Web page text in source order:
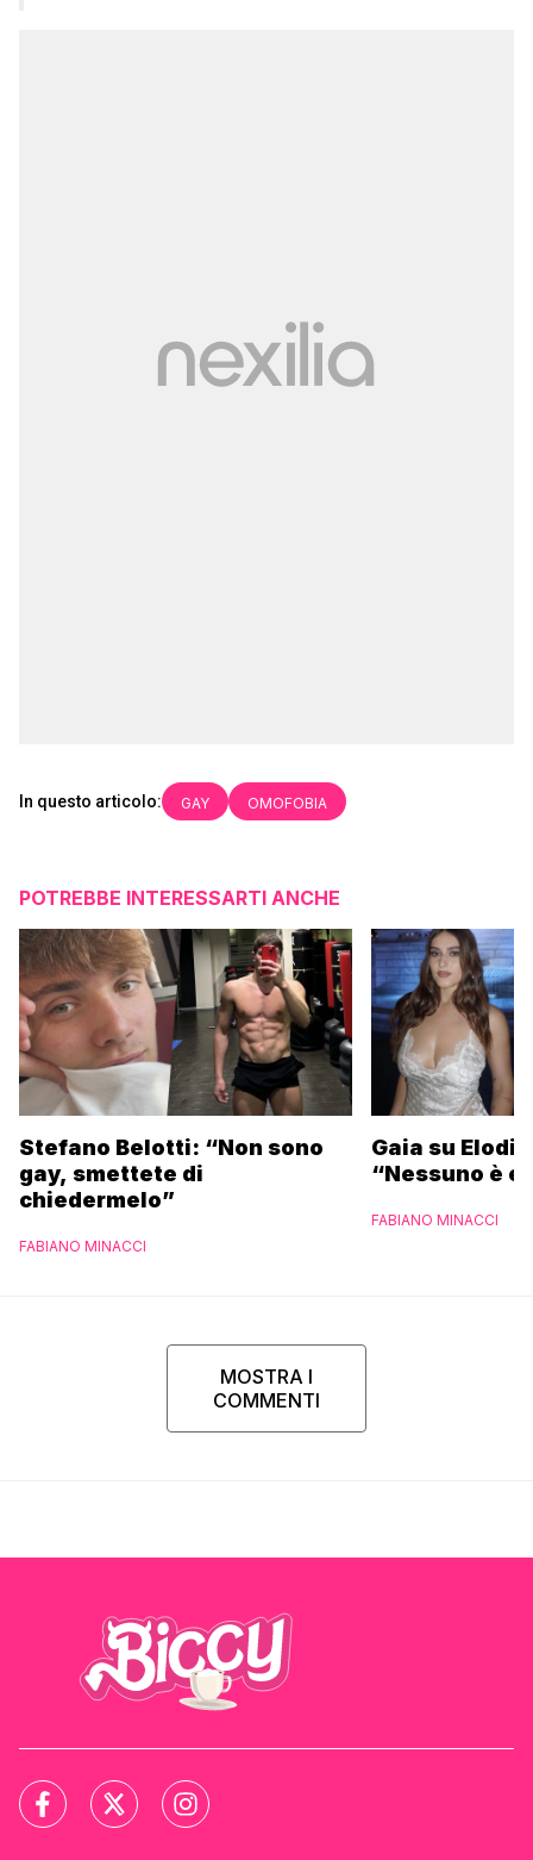
In questo articolo: GAY OMOFOBIA
POTREBBE INTERESSARTI ANCHE
Stefano Belotti: “Non sono
gay, smettete di
chiedermelo”
FABIANO MINACCI
Gaia su
“Nessuno è
FABIANO MINACCI
MOSTRA I
COMMENTI